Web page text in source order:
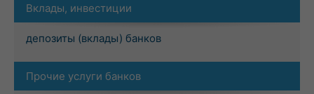
Вклады, инвестиции
депозиты (вклады) банков
Прочие услуги банков